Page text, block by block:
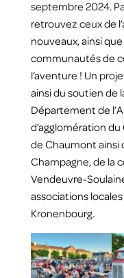
septembre 2024.
retrouvez ceux de
nouveaux, ainsi
communautés de
l’aventure ! Un
ainsi du soutien de
Département de
d’agglomération du
de Chaumont ainsi
Champagne, de la
Vendeuvre-
associations
Kronenbourg.